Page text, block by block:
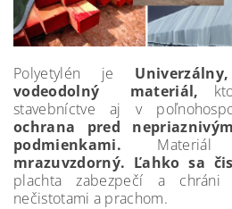
Polyetylén je
vodeodolný materiál,
stavebníctve aj v
ochrana pred
podmienkami.
mrazuvzdorný. Ľahko sa
plachta zabezpečí a
nečistotami a prachom.